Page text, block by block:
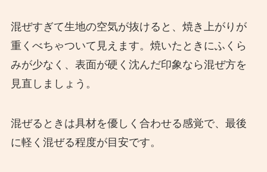
混ぜすぎて生地の空気が抜けると、焼き上がりが
重くべちゃついて見えます。焼いたときにふくら
みが少なく、表面が硬く沈んだ印象なら混ぜ方を
見直しましょう。
混ぜるときは具材を優しく合わせる感覚で、最後
に軽く混ぜる程度が目安です。